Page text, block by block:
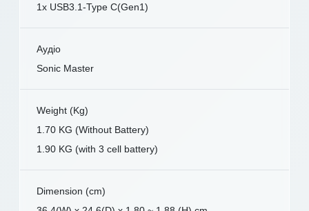
1x USB3.1-Type C(Gen1)
Аудіо
Sonic Master
Weight (Kg)
1.70 KG (Without Battery)
1.90 KG (with 3 cell battery)
Dimension (cm)